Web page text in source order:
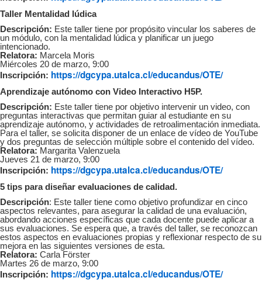
Taller Mentalidad lúdica
Descripción: Este taller tiene por propósito vincular los saberes de
un módulo, con la mentalidad lúdica y planificar un juego
intencionado.
Relatora: Marcela Moris
Miércoles 20 de marzo, 9:00
Inscripción: https://dgcypa.utalca.cl/educandus/OTE/
Aprendizaje autónomo con Video Interactivo H5P.
Descripción: Este taller tiene por objetivo intervenir un video, con
preguntas interactivas que permitan guiar al estudiante en su
aprendizaje autónomo, y actividades de retroalimentación inmediata.
Para el taller, se solicita disponer de un enlace de vídeo de YouTube
y dos preguntas de selección múltiple sobre el contenido del vídeo.
Relatora: Margarita Valenzuela
Jueves 21 de marzo, 9:00
Inscripción: https://dgcypa.utalca.cl/educandus/OTE/
5 tips para diseñar evaluaciones de calidad.
Descripción: Este taller tiene como objetivo profundizar en cinco
aspectos relevantes, para asegurar la calidad de una evaluación,
abordando acciones específicas que cada docente puede aplicar a
sus evaluaciones. Se espera que, a través del taller, se reconozcan
estos aspectos en evaluaciones propias y reflexionar respecto de su
mejora en las siguientes versiones de esta.
Relatora: Carla Förster
Martes 26 de marzo, 9:00
Inscripción: https://dgcypa.utalca.cl/educandus/OTE/